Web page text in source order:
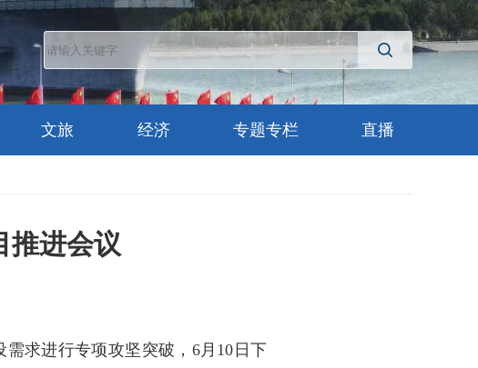
文旅 经济 专题专栏 直播
推进会议
求进行专项攻坚突破，6月10日下